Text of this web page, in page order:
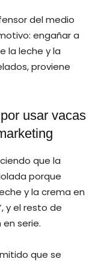
del medio
engañar a
la leche y la
proviene
usar vacas
que la
porque
y la crema en
y el resto de
serie.
que se